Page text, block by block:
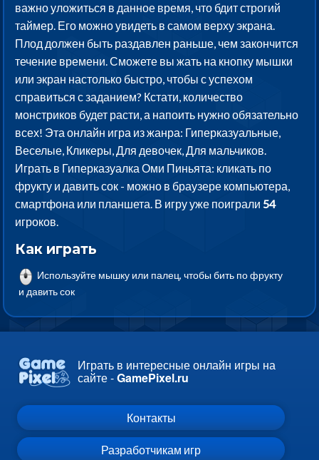
важно уложиться в данное время, что бдит строгий
таймер. Его можно увидеть в самом верху экрана.
Плод должен быть раздавлен раньше, чем закончится
течение времени. Сможете вы жать на кнопку мышки
или экран настолько быстро, чтобы с успехом
справиться с заданием? Кстати, количество
монстриков будет расти, а напоить нужно обязательно
всех! Эта онлайн игра из жанра: Гиперказуальные,
Веселые, Кликеры, Для девочек, Для мальчиков.
Играть в Гиперказуалка Оми Пиньята: кликать по
фрукту и давить сок - можно в браузере компьютера,
смартфона или планшета. В игру уже поиграли54
игроков.
Как играть
Используйте мышку или палец, чтобы бить по фрукту
и давить сок
Играть в интересные онлайн игры на
сайте -GamePixel.ru
Контакты
Разработчикам игр